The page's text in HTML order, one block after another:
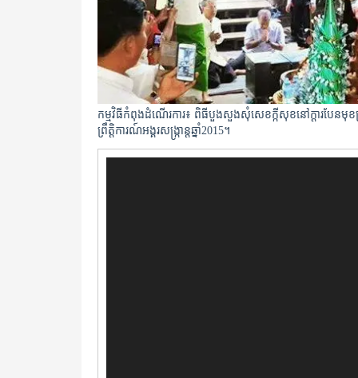
កម្មវិធីកំពុងដំណើរការ៖ ពិធីបួងសួងសុំសេខក្កីសុខនៅក្តារបែនមុខប្រ
ព្រឹត្តិការណ៍អង្គរសង្ក្រាន្តឆ្នាំ2015។